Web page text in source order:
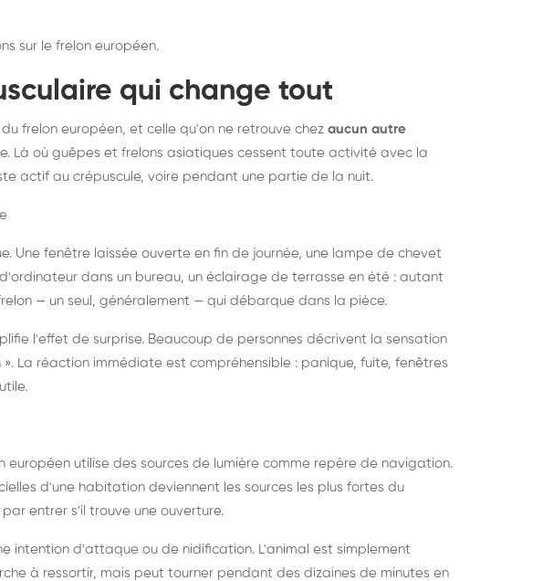
sur le frelon européen.
qui change tout
frelon européen, et celle qu'on ne retrouve chez aucun autre
Là où guêpes et frelons asiatiques cessent toute activité avec la
actif au crépuscule, voire pendant une partie de la nuit.
Une fenêtre laissée ouverte en fin de journée, une lampe de chevet
dans un bureau, un éclairage de terrasse en été : autant
— un seul, généralement — qui débarque dans la pièce.
l'effet de surprise. Beaucoup de personnes décrivent la sensation
La réaction immédiate est compréhensible : panique, fuite, fenêtres
européen utilise des sources de lumière comme repère de navigation.
d'une habitation deviennent les sources les plus fortes du
entrer s'il trouve une ouverture.
intention d'attaque ou de nidification. L'animal est simplement
à ressortir, mais peut tourner pendant des dizaines de minutes en